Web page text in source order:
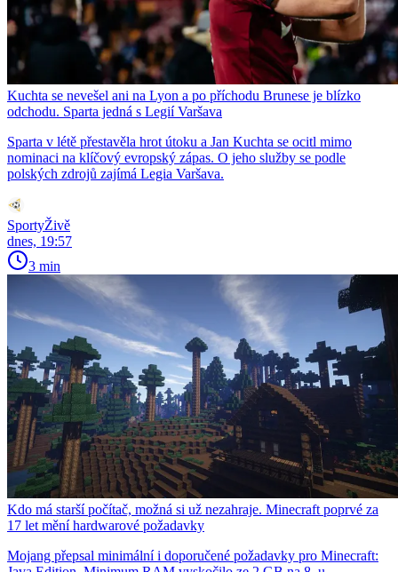
Kuchta se nevešel ani na Lyon a po příchodu Brunese je blízko
odchodu. Sparta jedná s Legií Varšava
Sparta v létě přestavěla hrot útoku a Jan Kuchta se ocitl mimo
nominaci na klíčový evropský zápas. O jeho služby se podle
polských zdrojů zajímá Legia Varšava.
SportyŽivě
dnes, 19:57
3 min
Kdo má starší počítač, možná si už nezahraje. Minecraft poprvé za
17 let mění hardwarové požadavky
Mojang přepsal minimální i doporučené požadavky pro Minecraft: